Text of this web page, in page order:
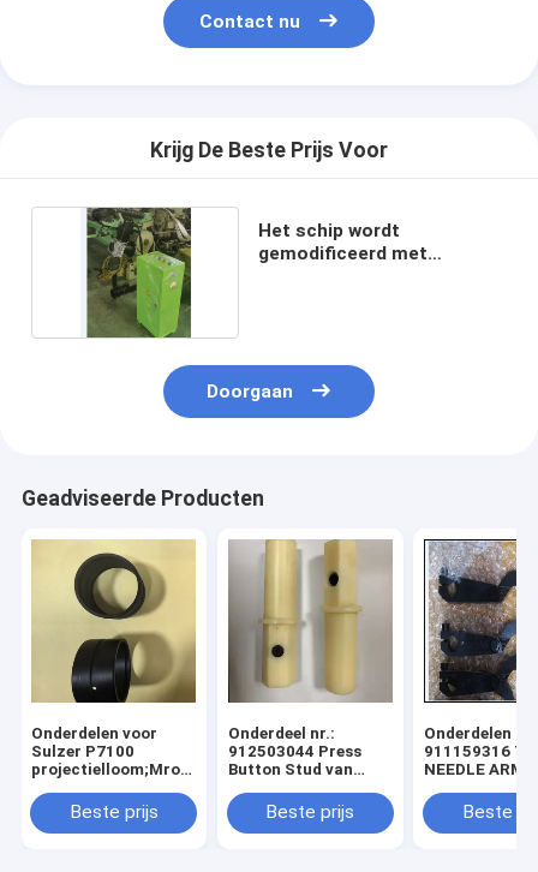
Contact nu
Krijg De Beste Prijs Voor
Het schip wordt
gemodificeerd met
Doorgaan
Geadviseerde Producten
Onderdelen voor
Sulzer P7100
projectielloom;Mro-
weeffabriek;Deelnummers
911 406 913, 911 306
Beste prijs
Onderdeel nr.:
912503044 Press
Button Stud van
Loom; MRO Supplies
voor weeffabriek
Beste prijs
Onderdelen nr.
911159316
NEEDLE ARM
SELVEAGE
Sulzer Loom
Beste